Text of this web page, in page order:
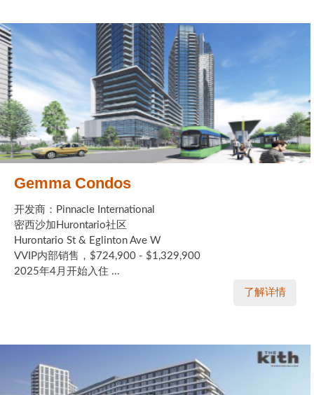
Gemma Condos
开发商：Pinnacle International
密西沙加Hurontario社区
Hurontario St & Eglinton Ave W
VVIP内部销售，$724,900 - $1,329,900
2025年4月开始入住 ...
了解详情